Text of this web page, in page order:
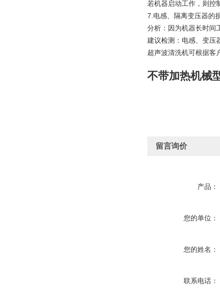
若机器启动工作，则控
7.电感、隔离变压器的
分析：因为机器长时间
建议检测：电感、变压
超声波清洗机可根据客
不带加热机械
留言询价
产品：
您的单位：
您的姓名：
联系电话：